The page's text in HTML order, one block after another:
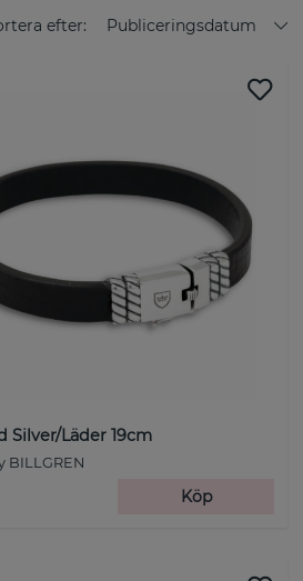
och var du än befinner dig i
avslappnade dagar tillsammans
riktigt. Bakom varje enskild
team som lägger ner hela sin själ
på vår resa och upptäck världen
äkta sterling silver-smycken.
som vill bära kvalitativa
i september 2022 efter att
på marknaden för exklusiva
efter: Publiceringsdatum
Silver/Läder 19cm
BILLGREN
Köp